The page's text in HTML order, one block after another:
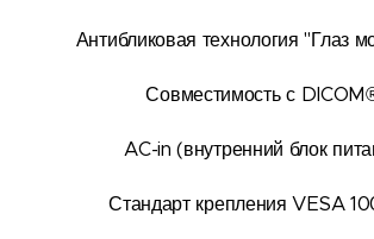
Антибликовая технология "Глаз
Совместимость с
AC-in (внутренний блок
Стандарт крепления VESA